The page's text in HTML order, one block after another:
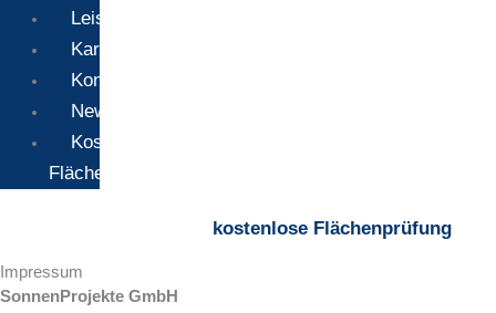
Leistungen
Karriere
Kontakt
News
Kostenlose
Flächenprüfung
kostenlose Flächenprüfung
Impressum
SonnenProjekte GmbH